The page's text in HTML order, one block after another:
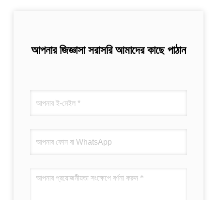
আপনার জিজ্ঞাসা সরাসরি আমাদের কাছে পাঠান